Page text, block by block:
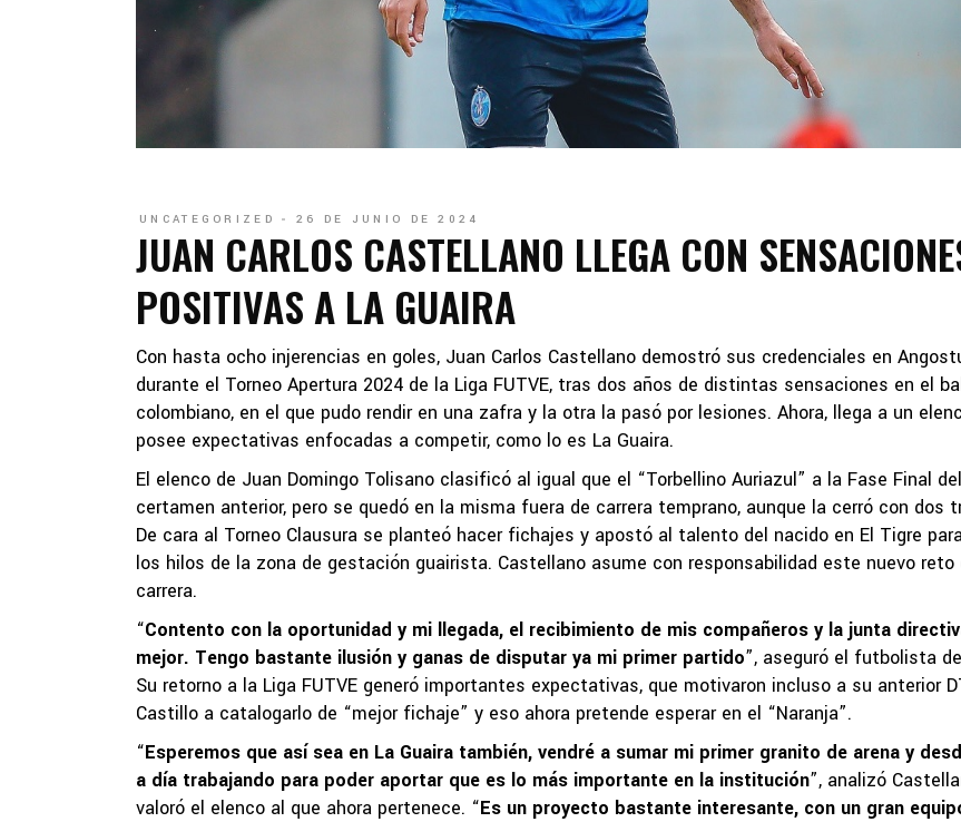
UNCATEGORIZED 26 DE JUNIO DE 2024
JUAN CARLOS CASTELLANO LLEGA CON
POSITIVAS A LA GUAIRA
Con hasta ocho injerencias en goles, Juan Carlos Castellano demostró sus credenciales en
durante el Torneo Apertura 2024 de la Liga FUTVE, tras dos años de distintas sensaciones en el
colombiano, en el que pudo rendir en una zafra y la otra la pasó por lesiones. Ahora, llega a un
posee expectativas enfocadas a competir, como lo es La Guaira.
El elenco de Juan Domingo Tolisano clasificó al igual que el “Torbellino Auriazul” a la Fase Final del
certamen anterior, pero se quedó en la misma fuera de carrera temprano, aunque la cerró con dos
De cara al Torneo Clausura se planteó hacer fichajes y apostó al talento del nacido en El Tigre
los hilos de la zona de gestación guairista. Castellano asume con responsabilidad este nuevo reto
carrera.
“Contento con la oportunidad y mi llegada, el recibimiento de mis compañeros y la junta
mejor. Tengo bastante ilusión y ganas de disputar ya mi primer partido”, aseguró el futbolista
Su retorno a la Liga FUTVE generó importantes expectativas, que motivaron incluso a su anterior
Castillo a catalogarlo de “mejor fichaje” y eso ahora pretende esperar en el “Naranja”.
“Esperemos que así sea en La Guaira también, vendré a sumar mi primer granito de arena y
a día trabajando para poder aportar que es lo más importante en la institución”, analizó
valoró el elenco al que ahora pertenece. “Es un proyecto bastante interesante, con un gran